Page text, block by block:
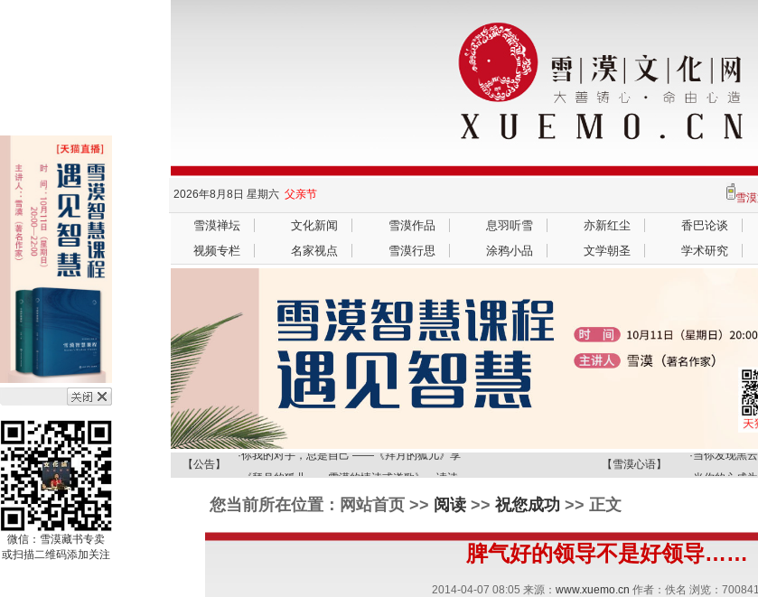
2026年8月8日 星期六 父亲节 雪
雪漠禅坛 文化新闻 雪漠作品 息羽听雪 亦新红尘 香巴论谈
视频专栏
名家视点 雪漠行思 涂鸦小品 文学朝圣 学术研究
【公告】
·雪漠文化网 智慧更清凉！
·你我的对手，总是自己 ——《拜月的狐儿》享
· 从阅读文学经典来品味《解读雪漠》——广州
·《野狐岭》探秘之——给梦想一次选择的机会
【雪漠心语】
你眼里的世
当你发现黑
·领受狮子乳
·一切欲望都
微信：雪漠藏书专卖
或扫描二维码添加关注
您当前所在位置：网站首页 >> 阅读>> 祝您成功 >> 正文
脾气好的领导不是好领导……
2014-04-07 08:05 来源： www.xuemo.cn 作者：佚名 浏览：